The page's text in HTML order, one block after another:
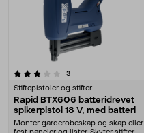
3
Stiftepistoler og stifter
Rapid BTX606 batteridrevet
spikerpistol 18 V, med batteri
Monter garderobeskap og skap eller
4.5 av 5 stjerner